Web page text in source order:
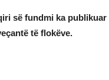
së fundmi ka
të flokëve.